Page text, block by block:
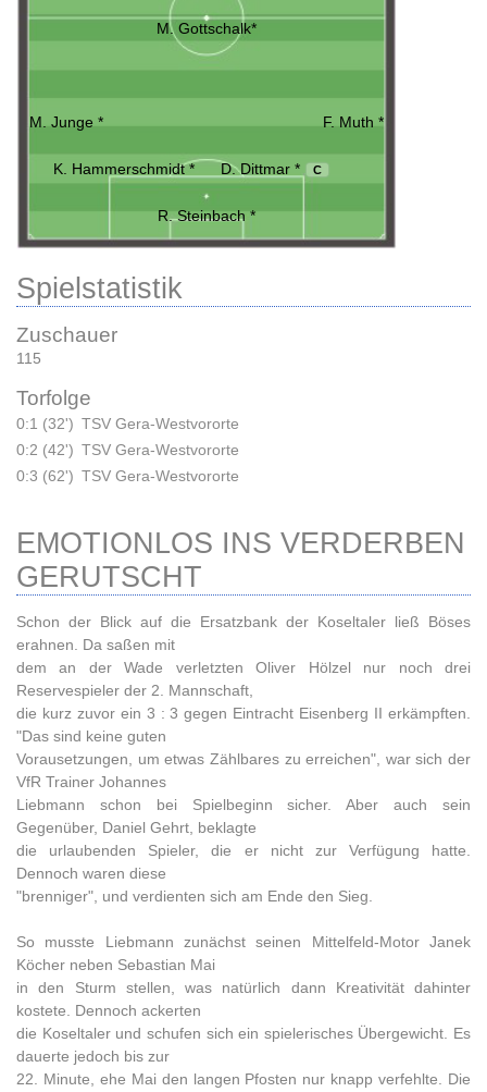
M. Gottschalk*
M. Junge * F. Muth *
K. Hammerschmidt * D. Dittmar * C
R. Steinbach *
Spielstatistik
Zuschauer
115
Torfolge
0:1 (32') TSV Gera-Westvororte
0:2 (42') TSV Gera-Westvororte
0:3 (62') TSV Gera-Westvororte
EMOTIONLOS INS VERDERBEN
GERUTSCHT
Schon der Blick auf die Ersatzbank der Koseltaler ließ Böses
erahnen. Da saßen mit
dem an der Wade verletzten Oliver Hölzel nur noch drei
Reservespieler der 2. Mannschaft,
die kurz zuvor ein 3 : 3 gegen Eintracht Eisenberg II erkämpften.
"Das sind keine guten
Vorausetzungen, um etwas Zählbares zu erreichen", war sich der
VfR Trainer Johannes
Liebmann schon bei Spielbeginn sicher. Aber auch sein
Gegenüber, Daniel Gehrt, beklagte
die urlaubenden Spieler, die er nicht zur Verfügung hatte.
Dennoch waren diese
"brenniger", und verdienten sich am Ende den Sieg.
So musste Liebmann zunächst seinen Mittelfeld-Motor Janek
Köcher neben Sebastian Mai
in den Sturm stellen, was natürlich dann Kreativität dahinter
kostete. Dennoch ackerten
die Koseltaler und schufen sich ein spielerisches Übergewicht. Es
dauerte jedoch bis zur
22. Minute, ehe Mai den langen Pfosten nur knapp verfehlte. Die